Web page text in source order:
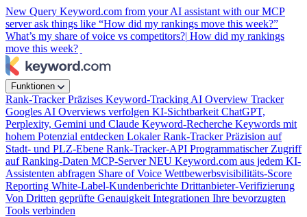
New Query Keyword.com from your AI assistant with our MCP
server ask things like “How did my rankings move this week?”
What’s my share of voice vs competitors?| How did my rankings
move this week?
Funktionen
Rank-TrackerPräzises Keyword-Tracking AI Overview Tracker
Googles AI Overviews verfolgen KI-Sichtbarkeit ChatGPT,
Perplexity, Gemini und Claude Keyword-Recherche Keywords mit
hohem Potenzial entdecken Lokaler Rank-TrackerPräzision auf
Stadt- und PLZ-Ebene Rank-Tracker-API Programmatischer Zugriff
auf Ranking-Daten MCP-ServerNEU Keyword.com aus jedem KI-
Assistenten abfragen Share of Voice Wettbewerbsvisibilitäts-Score
Reporting White-Label-Kundenberichte Drittanbieter-Verifizierung
Von Dritten geprüfte Genauigkeit Integrationen Ihre bevorzugten
Tools verbinden